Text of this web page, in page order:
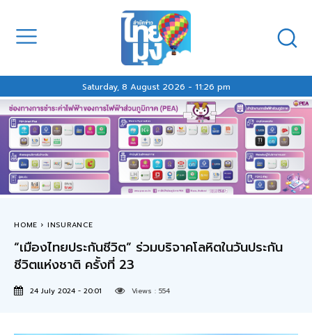
Saturday, 8 August 2026 - 11:26 pm
HOME INSURANCE
“เมืองไทยประกันชีวิต” ร่วมบริจาคโลหิตในวันประกัน
ชีวิตแห่งชาติ ครั้งที่ 23
24 July 2024 - 20:01 Views : 554